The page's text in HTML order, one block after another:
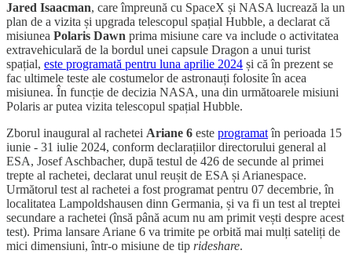
Jared Isaacman, care împreună cu SpaceX și NASA lucrează la un
plan de a vizita și upgrada telescopul spațial Hubble, a declarat că
misiunea Polaris Dawn prima misiune care va include o activitatea
extravehiculară de la bordul unei capsule Dragon a unui turist
spațial, este programată pentru luna aprilie 2024 și că în prezent se
fac ultimele teste ale costumelor de astronauți folosite în acea
misiunea. În funcție de decizia NASA, una din următoarele misiuni
Polaris ar putea vizita telescopul spațial Hubble.
Zborul inaugural al rachetei Ariane 6 este programatîn perioada 15
iunie - 31 iulie 2024, conform declarațiilor directorului general al
ESA, Josef Aschbacher, după testul de 426 de secunde al primei
trepte al rachetei, declarat unul reușit de ESA și Arianespace.
Următorul test al rachetei a fost programat pentru 07 decembrie, în
localitatea Lampoldshausen dinn Germania, și va fi un test al treptei
secundare a rachetei (însă până acum nu am primit vești despre acest
test). Prima lansare Ariane 6 va trimite pe orbită mai mulți sateliți de
mici dimensiuni, într-o misiune de tip rideshare.